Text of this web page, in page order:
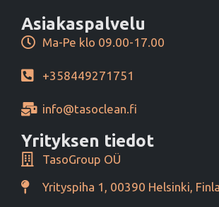
Asiakaspalvelu
Ma-Pe klo 09.00-17.00
+358449271751
info@tasoclean.fi
Yrityksen tiedot
TasoGroup OÜ
Yrityspiha 1, 00390 Helsinki,